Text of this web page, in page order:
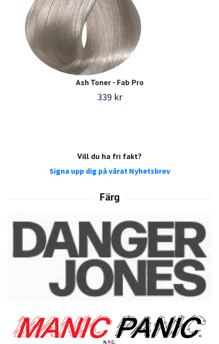
Vill du ha fri fakt?
Signa upp dig på vårat Nyhetsbrev
Ash Toner - Fab Pro
339 kr